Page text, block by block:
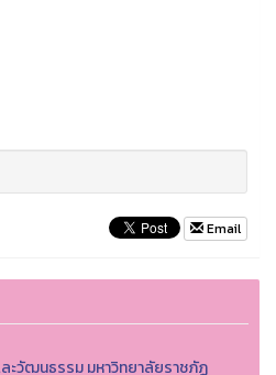
Email
ะวัฒนธรรม มหาวิทยาลัยราชภัฏ